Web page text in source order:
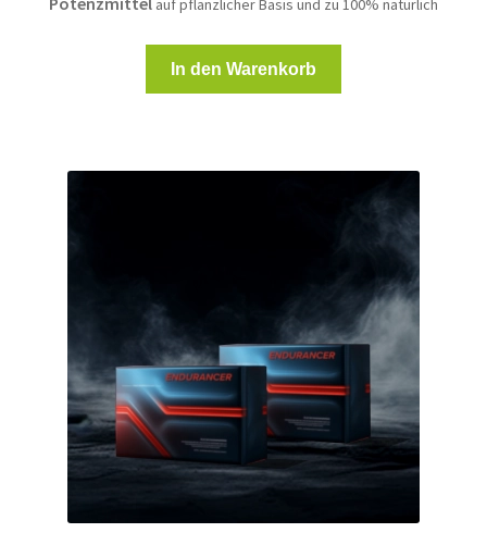
auf pflanzlicher Basis und zu 100% natürlich
In den Warenkorb